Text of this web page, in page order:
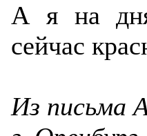
А я на
сейчас
Из письма